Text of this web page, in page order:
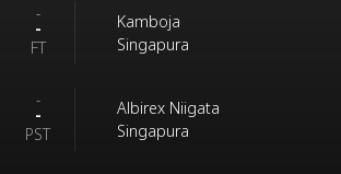
-
-
FT
Kamboja
Singapura
-
-
PST
Albirex Niigata
Singapura